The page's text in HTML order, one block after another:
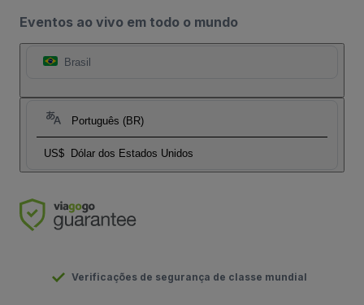
Eventos ao vivo em todo o mundo
Brasil
Português (BR)
US$ Dólar dos Estados Unidos
Verificações de segurança de classe mundial